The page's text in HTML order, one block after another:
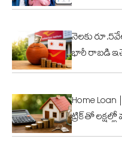
నెలకు
భారీ రాబడి
Home
ట్రిక్‌తో